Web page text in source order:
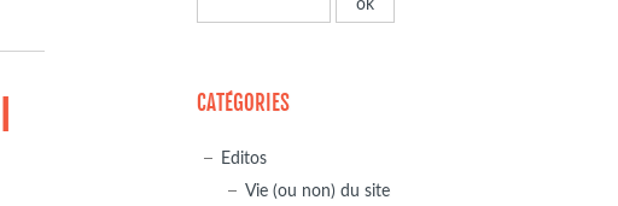
CATÉGORIES
Editos
Vie (ou non) du site